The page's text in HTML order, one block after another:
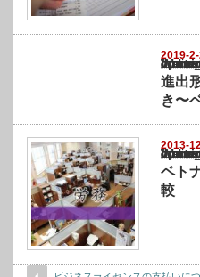
2019-
: Undefined
/home/netst/
on
進出
き〜
2013-
: Undefined
/home/netst/
on
ベト
較